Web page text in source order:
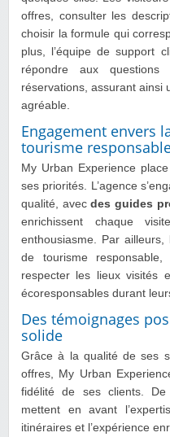
offres, consulter les
choisir la formule qui
plus, l’équipe de support
répondre aux
réservations, assurant ainsi
agréable.
Engagement envers
tourisme
My Urban Experience
ses priorités. L’agence
qualité, avecdes guides
enrichissent chaque
enthousiasme. Par ailleurs,
de tourisme
respecter les lieux visités
écoresponsables durant
Des témoignages
solide
Grâce à la qualité de ses
offres, My Urban
fidélité de ses clients. De
mettent en avant
itinéraires et l’expérience